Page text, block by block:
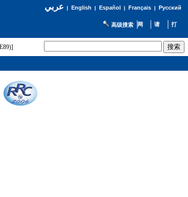
عربي| English | Español | Français| Русский
高级搜索